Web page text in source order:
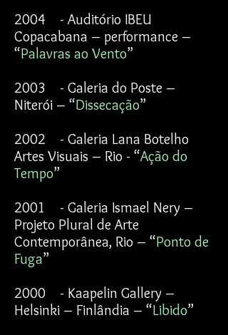
2004 - Auditório IBEU
Copacabana – performance –
“Palavras ao Vento”
2003 - Galeria do Poste –
Niterói – “Dissecação”
2002 - Galeria Lana Botelho
Artes Visuais – Rio - “Ação do
Tempo”
2001 - Galeria Ismael Nery –
Projeto Plural de Arte
Contemporânea, Rio – “Ponto de
Fuga”
2000 - Kaapelin Gallery –
Helsinki – Finlândia – “Libido”